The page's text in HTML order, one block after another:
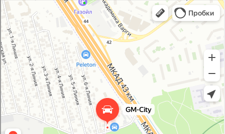
GM-City&VAG-Repair
Автосервис, автотехцентр в Москве
Магазин автозапчастей и автотоваров в Москве